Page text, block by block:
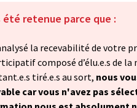
retenue parce que :
la recevabilité de votre
composé d’élu.e.s de
tiré.e.s au sort, nous
car vous n'avez pas